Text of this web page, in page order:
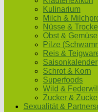
Kulinarium
Milch &
Nüsse &
Obst & Gemüse
Pilze
Reis &
Saisonkalender
Schrot & Korn
Superfoods
Wild &
Zucker &
Sexualität &